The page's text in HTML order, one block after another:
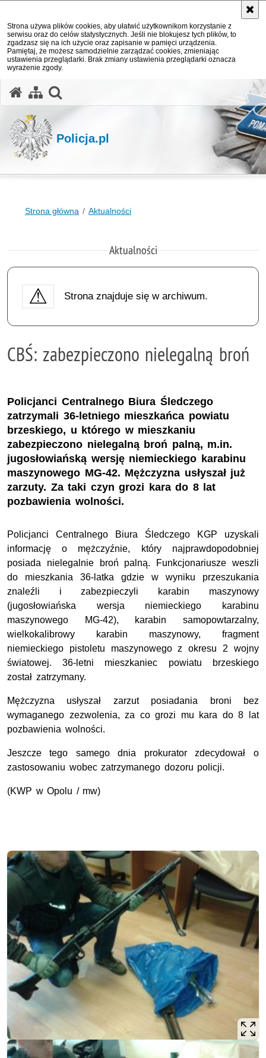
Strona używa plików cookies, aby ułatwić użytkownikom korzystanie z
serwisu oraz do celów statystycznych. Jeśli nie blokujesz tych plików, to
zgadzasz się na ich użycie oraz zapisanie w pamięci urządzenia.
Pamiętaj, że możesz samodzielnie zarządzać cookies, zmieniając
ustawienia przeglądarki. Brak zmiany ustawienia przeglądarki oznacza
wyrażenie zgody.
Policja.pl
Strona główna Aktualności
Aktualności
Strona znajduje się w archiwum.
CBŚ: zabezpieczono nielegalną broń
Policjanci Centralnego Biura Śledczego
zatrzymali 36-letniego mieszkańca powiatu
brzeskiego, u którego w mieszkaniu
zabezpieczono nielegalną broń palną, m.in.
jugosłowiańską wersję niemieckiego karabinu
maszynowego MG-42. Mężczyzna usłyszał już
zarzuty. Za taki czyn grozi kara do 8 lat
pozbawienia wolności.
Policjanci Centralnego Biura Śledczego KGP uzyskali
informację o mężczyźnie, który najprawdopodobniej
posiada nielegalnie broń palną. Funkcjonariusze weszli
do mieszkania 36-latka gdzie w wyniku przeszukania
znaleźli i zabezpieczyli karabin maszynowy
(jugosłowiańska wersja niemieckiego karabinu
maszynowego MG-42), karabin samopowtarzalny,
wielkokalibrowy karabin maszynowy, fragment
niemieckiego pistoletu maszynowego z okresu 2 wojny
światowej. 36-letni mieszkaniec powiatu brzeskiego
został zatrzymany.
Mężczyzna usłyszał zarzut posiadania broni bez
wymaganego zezwolenia, za co grozi mu kara do 8 lat
pozbawienia wolności.
Jeszcze tego samego dnia prokurator zdecydował o
zastosowaniu wobec zatrzymanego dozoru policji.
(KWP w Opolu / mw)